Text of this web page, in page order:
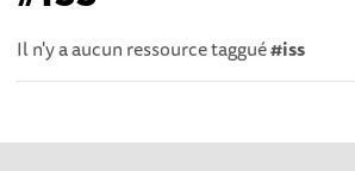
Il n'y a aucun ressource taggué#iss